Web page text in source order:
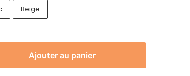
Beige
Ajouter au panier